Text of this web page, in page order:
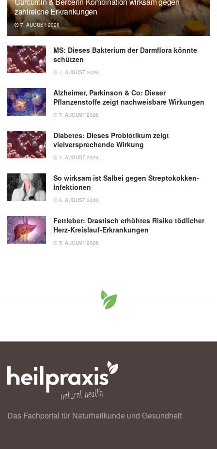
zahlreiche Erkrankungen
7. AUGUST 2026
MS: Dieses Bakterium der Darmflora könnte
schützen
7. AUGUST 2026
Alzheimer, Parkinson & Co: Dieser
Pflanzenstoffe zeigt nachweisbare Wirkungen
7. AUGUST 2026
Diabetes: Dieses Probiotikum zeigt
vielversprechende Wirkung
7. AUGUST 2026
So wirksam ist Salbei gegen Streptokokken-
Infektionen
6. AUGUST 2026
Fettleber: Drastisch erhöhtes Risiko tödlicher
Herz-Kreislauf-Erkrankungen
5. AUGUST 2026
Das Fachportal für Naturheilkunde und Gesundheit